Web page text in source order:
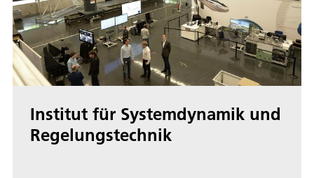
Institut für Systemdynamik und
Regelungstechnik